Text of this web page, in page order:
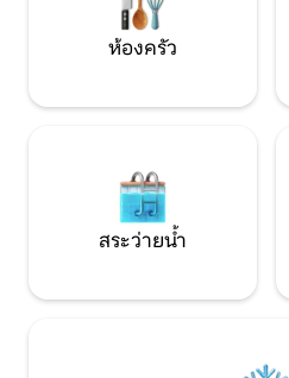
ที่พักแห่งนี้รองรับผู้เข้าพักได้สูงสุ
เตียงคู่ขนาดคิงไซส์และเตียงเดี่ยว
หากและยังมีที่ว่างสำหรับเตียงสำ
โรแมนติกหรือสำหรับครอบครัวที่มี
คิงไซส์และเตียงเดี่ยวพื้นที่สำหรับเ
สำหรับเดินทาง - ห้องอาบน้ำ/ห้องสุขา 1
ห้อง – ชั้นล่าง - นอนได้ถึง 3 คนและทารก -
พื้นที่ระเบียงด้านนอกส่วนตัวพร้อ
ขนาด 1.5 เอเคอร์ - ยินดีต้อนรับสุนัขสูงสุด 2
ห้องครัว
สระว่ายน้ำ